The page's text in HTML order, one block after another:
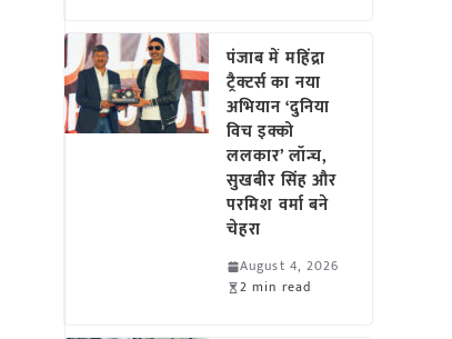
पंजाब में महिंद्रा
ट्रैक्टर्स का नया
अभियान ‘दुनिया
विच इक्को
ललकार’ लॉन्च,
सुखबीर सिंह और
परमिश वर्मा बने
चेहरा
August 4, 2026
2 min read